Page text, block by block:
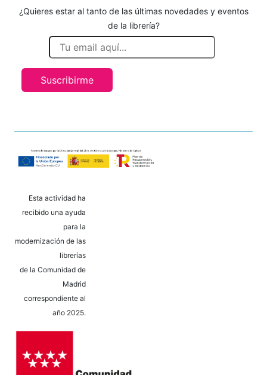
¿Quieres estar al tanto de las últimas novedades y eventos
de la librería?
Suscribirme
Esta actividad ha
recibido una ayuda
para la
modernización de las
librerías
de la Comunidad de
Madrid
correspondiente al
año 2025.